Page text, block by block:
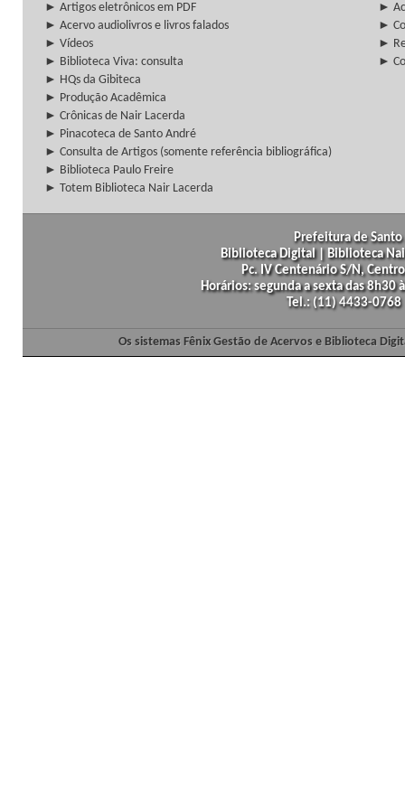
► Artigos eletrônicos em PDF
►
► Acervo audiolivros e livros falados
►
► Vídeos
►
► Biblioteca Viva: consulta
►
► HQs da Gibiteca
► Produção Acadêmica
► Crônicas de Nair Lacerda
► Pinacoteca de Santo André
► Consulta de Artigos (somente referência bibliográfica)
► Biblioteca Paulo Freire
► Totem Biblioteca Nair Lacerda
Prefeitura de
Biblioteca Digital | Biblioteca
Pc. IV Centenário S/N,
Horários: segunda a sexta das
Tel.: (11) 4433-
Os sistemas Fênix Gestão de Acervos e Biblioteca